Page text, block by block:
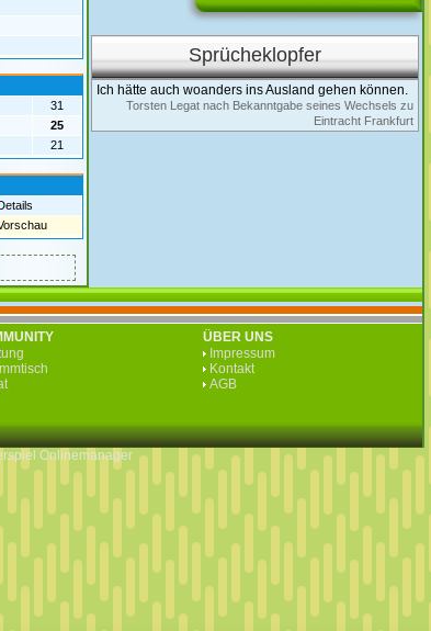
31
25
21
Sprücheklopfer
Ich hätte auch woanders ins Ausland gehen können.
Torsten Legat nach Bekanntgabe seines Wechsels zu
Eintracht Frankfurt
ÜBER UNS
Impressum
Kontakt
AGB
Onlinemanager